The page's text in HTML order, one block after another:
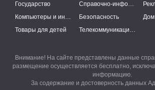
Государство
Справочно-информационные системы
Компьютеры и интернет
Безопасность
Дом
Товары для детей
Телекоммуникации и связь
Внимание! На сайте представлены данные
размещение осуществляется бесплатно,
информацию.
За содержание и достоверность данных